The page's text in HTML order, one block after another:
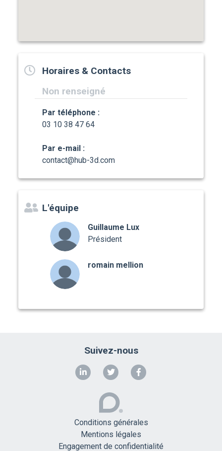
Horaires & Contacts
Non renseigné
Par téléphone :
03 10 38 47 64
Par e-mail :
contact@hub-3d.com
L'équipe
Guillaume Lux
Président
romain mellion
Suivez-nous
Conditions générales
Mentions légales
Engagement de confidentialité